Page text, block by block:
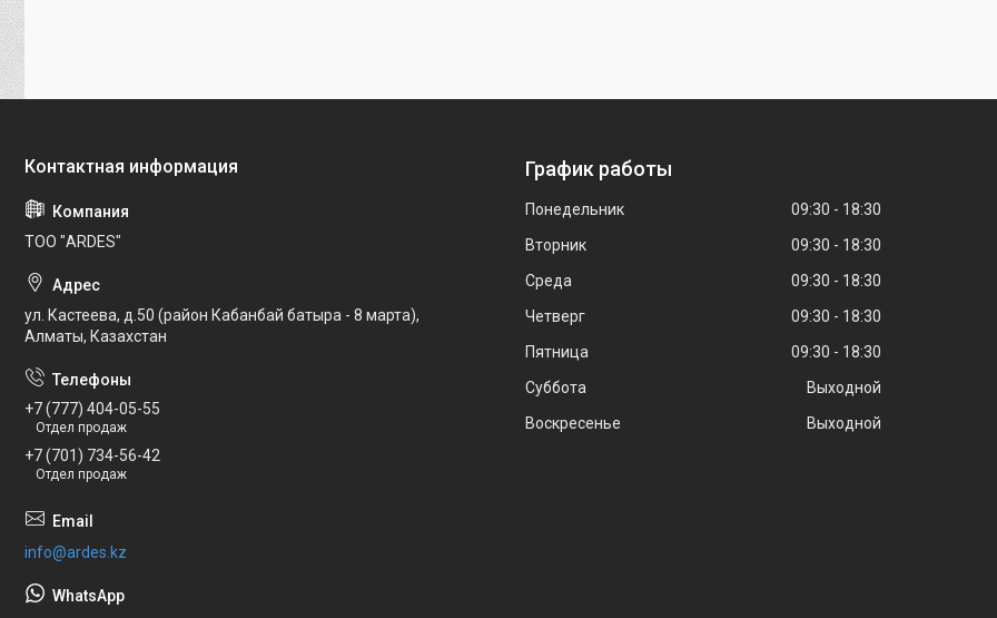
ТОО "ARDES"
ул. Кастеева, д.50 (район Кабанбай батыра - 8 марта),
Алматы, Казахстан
+7 (777) 404-05-55
Отдел продаж
+7 (701) 734-56-42
Отдел продаж
info@ardes.kz
График работы
Понедельник 09:30
18:30
Вторник
09:30
18:30
Среда
09:30
18:30
Четверг
09:30
18:30
Пятница
09:30
18:30
Суббота
Выходной
Воскресенье
Выходной